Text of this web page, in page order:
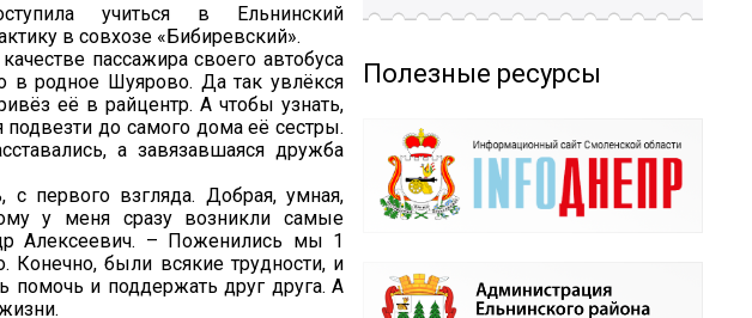
учиться в Ельнинский
в совхозе «Бибиревский».
пассажира своего автобуса
родное Шуярово. Да так увлёкся
её в райцентр. А чтобы узнать,
до самого дома её сестры.
а завязавшаяся дружба
с первого взгляда. Добрая, умная,
у меня сразу возникли самые
Алексеевич. – Поженились мы 1
Конечно, были всякие трудности, и
помочь и поддержать друг друга. А
Полезные ресурсы